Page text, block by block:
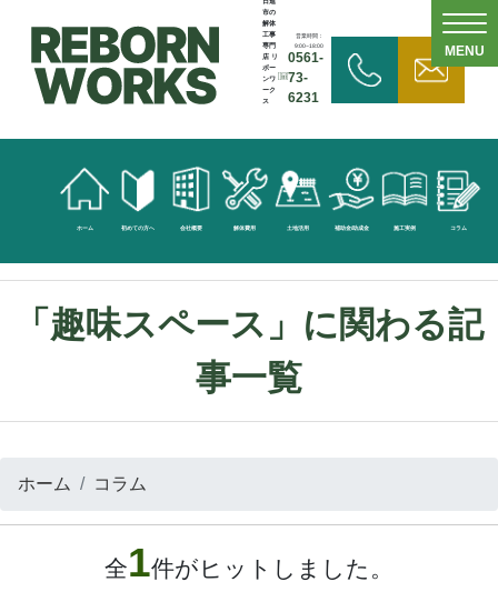
市の
解体
工事
専門
店 リ
ボー
ンワ
ーク
ス
営業時間：
9:00~18:00
0561-
73-
6231
ホーム 初めての方へ 会社概要 解体費用 土地活用 補助金/助成金 施工実例 コラム
MENU
「趣味スペース」に関わる記
事一覧
ホーム コラム
全1件がヒットしました。
無
料
見
積
頼
お
合
せ